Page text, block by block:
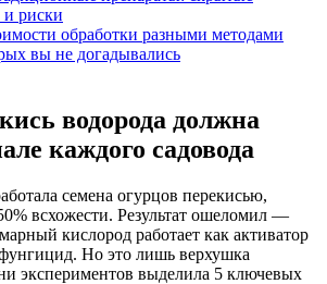
риски
обработки разными методами
вы не догадывались
водорода должна
каждого садовода
семена огурцов перекисью,
всхожести. Результат ошеломил —
кислород работает как активатор
Но это лишь верхушка
экспериментов выделила 5 ключевых